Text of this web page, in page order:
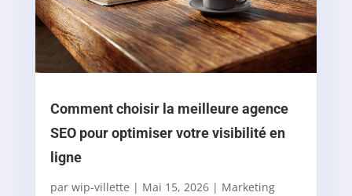
Comment choisir la meilleure agence
SEO pour optimiser votre visibilité en
ligne
par wip-villette | Mai 15, 2026| Marketing